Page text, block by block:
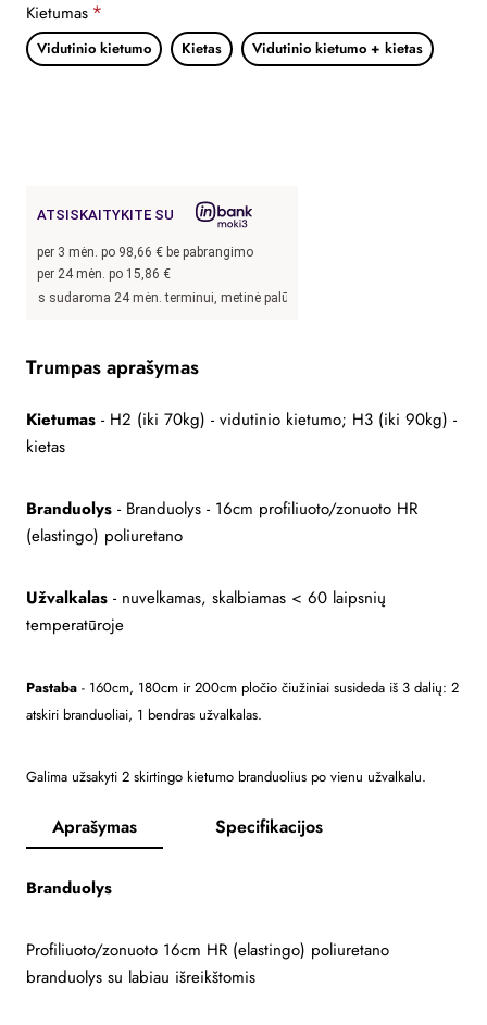
Kietumas
Vidutinio kietumo Kietas Vidutinio kietumo + kietas
ATSISKAITYKITE SU
per 3 mėn. po 98,66 € be pabrangimo
per 24 mėn. po 15,86 €
24 mėn. terminui, metinė palūkanų norma –
Trumpas aprašymas
Kietumas - H2 (iki 70kg) - vidutinio kietumo; H3 (iki 90kg) -
kietas
Branduolys - Branduolys - 16cm profiliuoto/zonuoto HR
(elastingo) poliuretano
Užvalkalas - nuvelkamas, skalbiamas < 60 laipsnių
temperatūroje
Pastaba - 160cm, 180cm ir 200cm pločio čiužiniai susideda iš 3 dalių: 2
atskiri branduoliai, 1 bendras užvalkalas.
Galima užsakyti 2 skirtingo kietumo branduolius po vienu užvalkalu.
Aprašymas Specifikacijos
Branduolys
Profiliuoto/zonuoto 16cm HR (elastingo) poliuretano
branduolys su labiau išreikštomis